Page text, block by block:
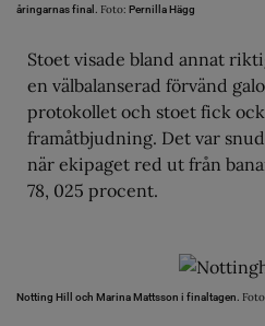
åringarnas final. Foto: Pernilla Hägg
Stoet visade bland annat
en välbalanserad förvänd
protokollet och stoet fick
framåtbjudning. Det var
när ekipaget red ut från
78, 025 procent.
Notting Hill och Marina Mattsson i finaltagen.